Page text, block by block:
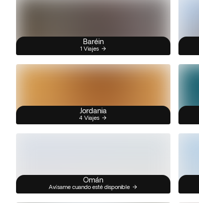
Baréin
1 Viajes
Jordania
4 Viajes
Omán
Avísame cuando esté disponible